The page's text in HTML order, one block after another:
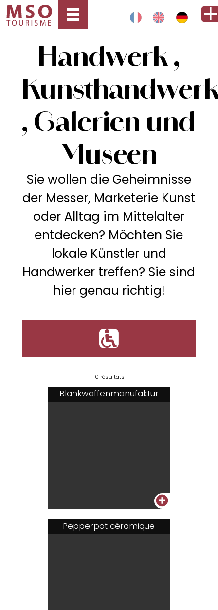
Handwerk ,
, Galerien und
Museen
Sie wollen die Geheimnisse
der Messer, Marketerie Kunst
oder Alltag im Mittelalter
entdecken? Möchten Sie
lokale Künstler und
Handwerker treffen? Sie sind
hier genau richtig!
'
10 résultats
Blankwaffenmanufaktur
+
Pepperpot céramique